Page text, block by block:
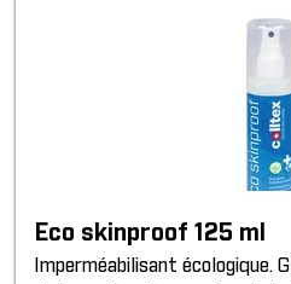
Eco skinproof 125 ml
Imperméabilisant écologique.